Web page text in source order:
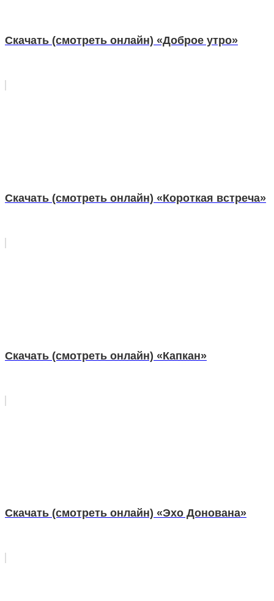
Скачать (смотреть онлайн) «Доброе утро»
Скачать (смотреть онлайн) «Короткая встреча»
Скачать (смотреть онлайн) «Капкан»
Скачать (смотреть онлайн) «Эхо Донована»